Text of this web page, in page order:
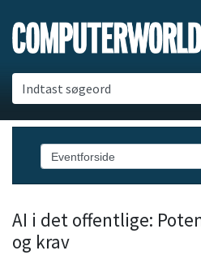
Indtast søgeord
AI i det offentlige:
og krav